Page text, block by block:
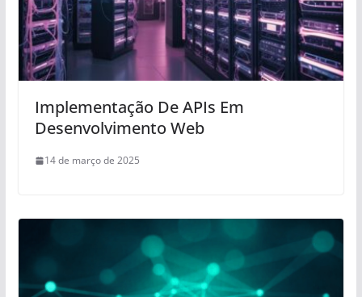
Implementação De APIs Em
Desenvolvimento Web
14 de março de 2025